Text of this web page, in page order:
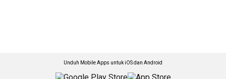
Unduh Mobile Apps untuk iOS dan Android